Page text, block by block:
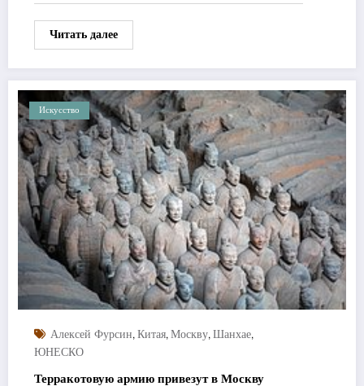
Читать далее
Искусство
Алексей Фурсин, Китая, Москву, Шанхае,
ЮНЕСКО
Терракотовую армию привезут в Москву